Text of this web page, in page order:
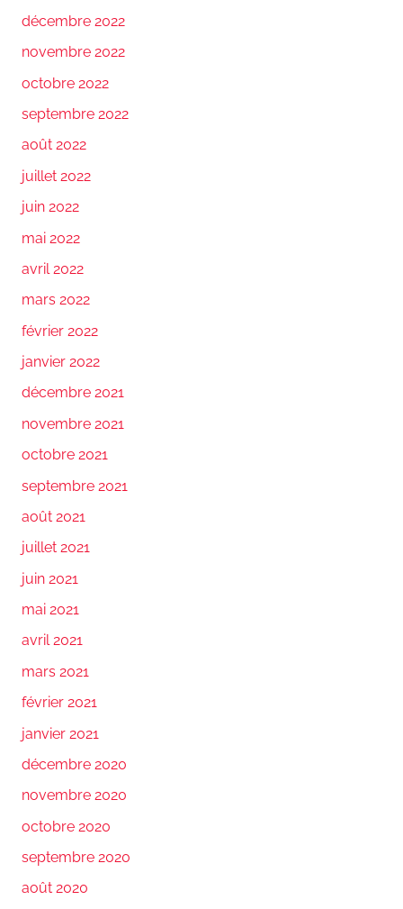
décembre 2022
novembre 2022
octobre 2022
septembre 2022
août 2022
juillet 2022
juin 2022
mai 2022
avril 2022
mars 2022
février 2022
janvier 2022
décembre 2021
novembre 2021
octobre 2021
septembre 2021
août 2021
juillet 2021
juin 2021
mai 2021
avril 2021
mars 2021
février 2021
janvier 2021
décembre 2020
novembre 2020
octobre 2020
septembre 2020
août 2020